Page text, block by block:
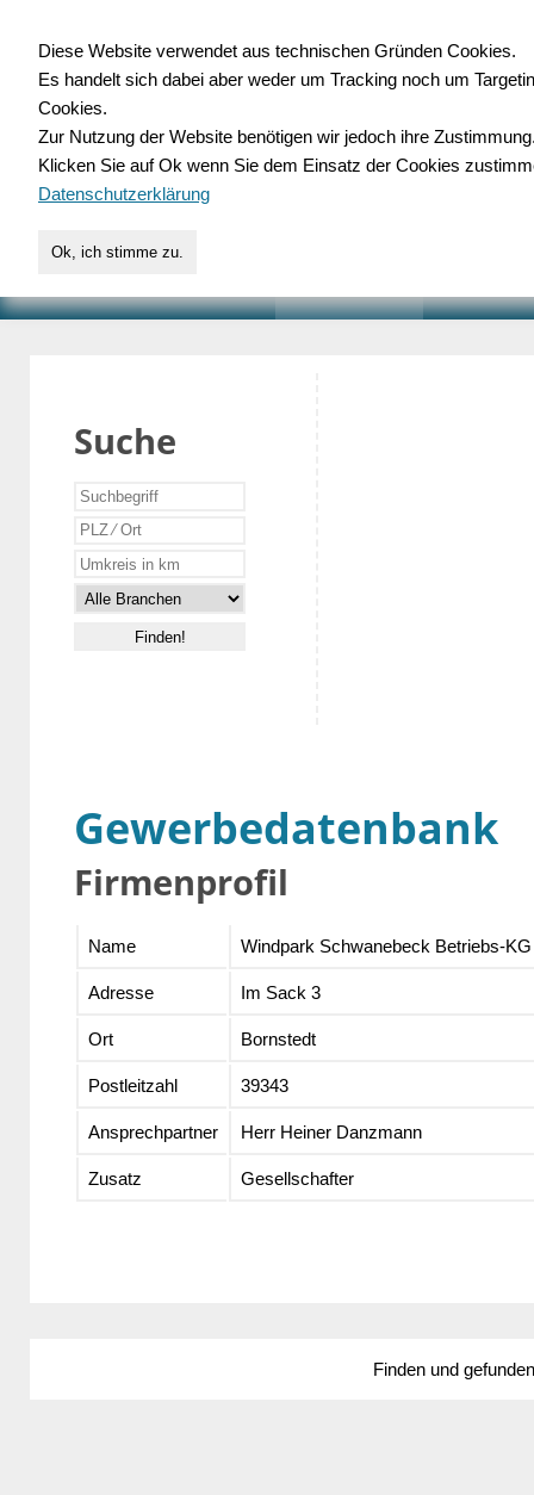
für Handwerk,
Suche
Gewerbedatenbank
Firmenprofil
Name Windpark Schwanebeck Betriebs-KG
Adresse Im Sack 3
Ort Bornstedt
Postleitzahl 39343
Ansprechpartner Herr Heiner Danzmann
Zusatz Gesellschafter
Finden und
Diese Website verwendet aus technischen Gründen Cookies.
Es handelt sich dabei aber weder um Tracking noch um
Cookies.
Zur Nutzung der Website benötigen wir jedoch ihre
Klicken Sie auf Ok wenn Sie dem Einsatz der Cookies
Datenschutzerklärung
Ok, ich stimme zu.